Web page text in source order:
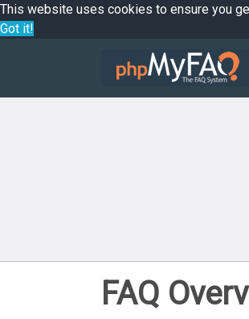
This website uses cookies to ensure you
Got it!
FAQ